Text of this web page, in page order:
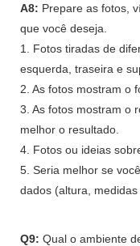
A8: Prepare as fotos,
que você deseja.
1. Fotos tiradas de
esquerda, traseira e
2. As fotos mostram o
3. As fotos mostram o
melhor o resultado.
4. Fotos ou ideias
5. Seria melhor se
dados (altura,
Q9: Qual o ambiente